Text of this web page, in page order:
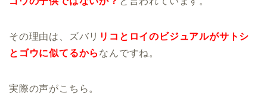
その理由は、ズバリ リコとロイのビジュアルがサトシ
とゴウに似てるから なんですね。
実際の声がこちら。